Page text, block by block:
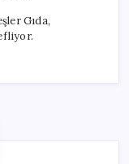
Gıda,